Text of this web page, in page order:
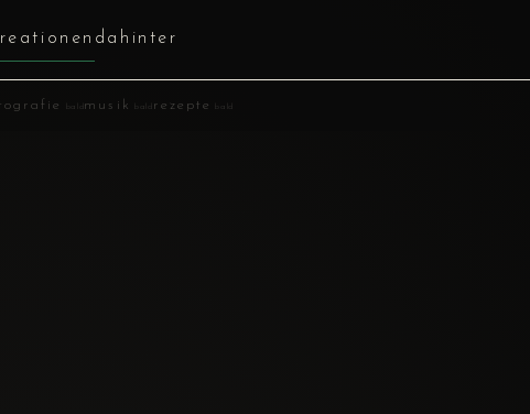
dahinter
bald musik bald rezepte bald